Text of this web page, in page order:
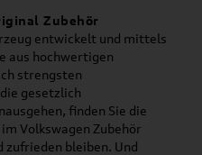
Zubehör
entwickelt und mittels
aus hochwertigen
strengsten
gesetzlich
finden Sie die
Volkswagen Zubehör
zufrieden bleiben. Und